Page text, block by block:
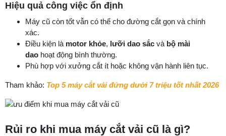
Hiệu quả công việc ổn định
Máy cũ còn tốt vẫn có thể cho đường cắt gọn và chính
xác.
Điều kiện là motor khỏe, lưỡi dao sắc và bộ mài
dao hoạt động bình thường.
Phù hợp với xưởng cắt ít hoặc không vận hành liên tục.
Tham khảo: Top 5 máy cắt vải đứng dưới 7 triệu tốt nhất 2026
Rủi ro khi mua máy cắt vải cũ là gì?